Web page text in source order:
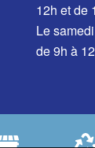
12h et de
Le
de 9h à
/